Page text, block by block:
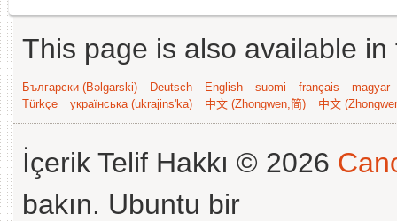
This page is also available
Български (Bəlgarski) Deutsch English suomi français
magyar
Türkçe
українська (ukrajins'ka) 中文 (Zhongwen,简) 中文
İçerik Telif Hakkı © 2026
bakın. Ubuntu bir